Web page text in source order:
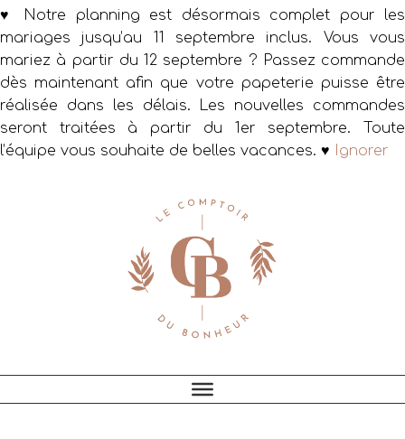
♥ Notre planning est désormais complet pour les
mariages jusqu’au 11 septembre inclus. Vous vous
mariez à partir du 12 septembre ? Passez commande
dès maintenant afin que votre papeterie puisse être
réalisée dans les délais. Les nouvelles commandes
seront traitées à partir du 1er septembre. Toute
l’équipe vous souhaite de belles vacances. ♥
Ignorer